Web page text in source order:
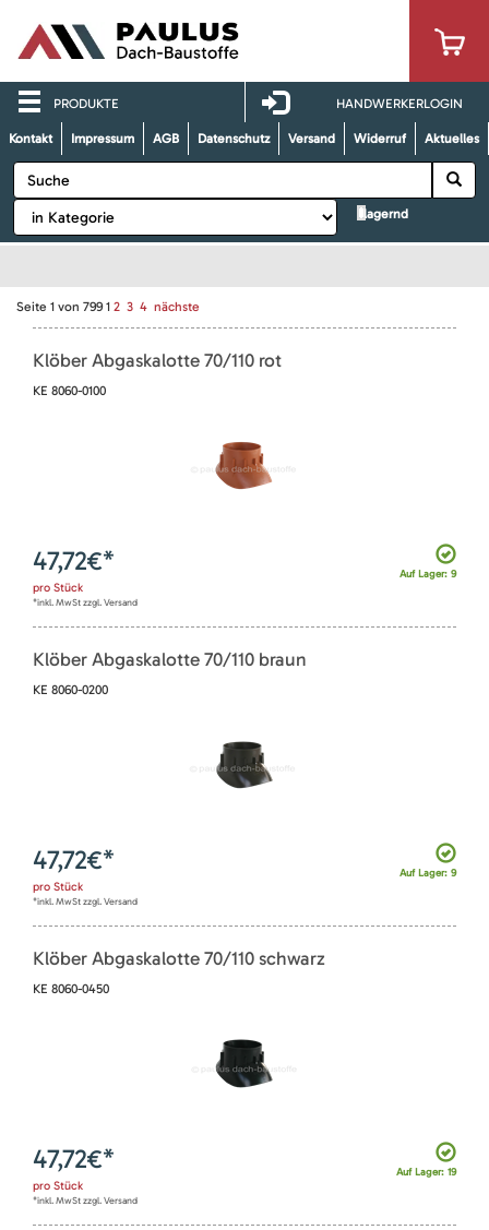
PRODUKTE HANDWERKERLOGIN
Kontakt Impressum AGB Datenschutz Versand Widerruf Aktuelles
lagernd
Seite 1 von 799 1 2 3 4 nächste
Klöber Abgaskalotte 70/110 rot
KE 8060-0100
Auf Lager: 9
47,72€*
pro Stück
*inkl. MwSt zzgl. Versand
Klöber Abgaskalotte 70/110 braun
KE 8060-0200
Auf Lager: 9
47,72€*
pro Stück
*inkl. MwSt zzgl. Versand
Klöber Abgaskalotte 70/110 schwarz
KE 8060-0450
Auf Lager: 19
47,72€*
pro Stück
*inkl. MwSt zzgl. Versand